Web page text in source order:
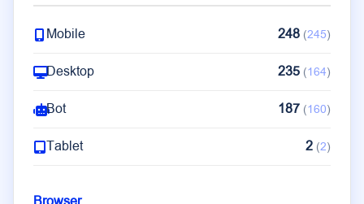
Hong Kong 11(11)
Mobile 248 (245)
Desktop 235 (164)
Bot 187 (160)
Tablet 2 (2)